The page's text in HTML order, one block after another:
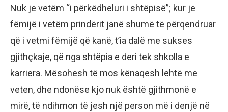
Nuk je vetëm “i përkëdheluri i shtëpisë”; kur je
fëmijë i vetëm prindërit janë shumë të përqendruar
që i vetmi fëmijë që kanë, t’ia dalë me sukses
gjithçkaje, që nga shtëpia e deri tek shkolla e
karriera. Mësohesh të mos kënaqesh lehtë me
veten, dhe ndonëse kjo nuk është gjithmonë e
mirë, të ndihmon të jesh një person më i denjë në